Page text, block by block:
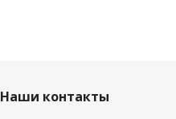
Наши контакты